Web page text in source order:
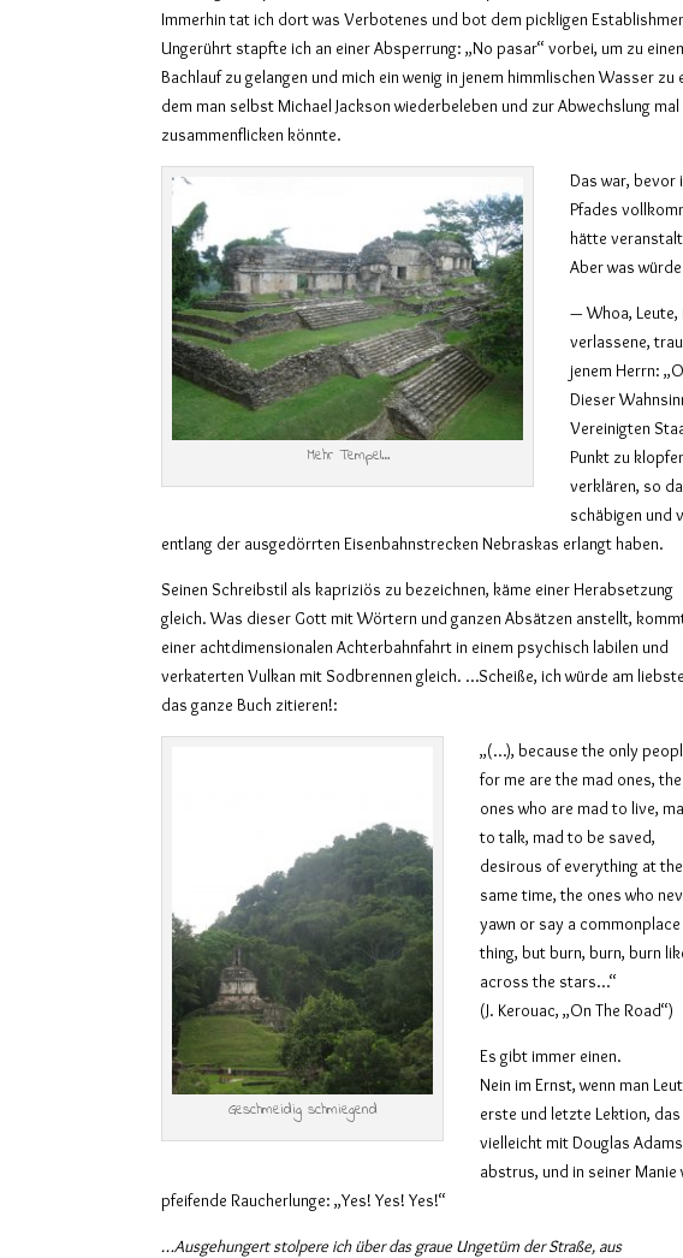
Immerhin tat ich dort was Verbotenes und bot dem pickligen
Ungerührt stapfte ich an einer Absperrung: „No pasar“ vorbei, um zu
Bachlauf zu gelangen und mich ein wenig in jenem himmlischen Wasser
dem man selbst Michael Jackson wiederbeleben und zur Abwechslung
zusammenflicken könnte.
Mehr Tempel…
Das war, bevor
Pfades
hätte
Aber was
— Whoa, Leute,
verlassene,
jenem Herrn:
Dieser
Vereinigten
Punkt zu
verklären, so
schäbigen und
entlang der ausgedörrten Eisenbahnstrecken Nebraskas erlangt haben.
Seinen Schreibstil als kapriziös zu bezeichnen, käme einer Herabsetzung
gleich. Was dieser Gott mit Wörtern und ganzen Absätzen anstellt,
einer achtdimensionalen Achterbahnfahrt in einem psychisch labilen und
verkaterten Vulkan mit Sodbrennen gleich. …Scheiße, ich würde am
das ganze Buch zitieren!:
Geschmeidig schmiegend
„(…), because the only
for me are the mad ones, the
ones who are mad to live,
to talk, mad to be saved,
desirous of everything at the
same time, the ones who
yawn or say a commonplace
thing, but burn, burn, burn
across the stars…“
(J. Kerouac, „On The Road“)
Es gibt immer einen.
Nein im Ernst, wenn man
erste und letzte Lektion,
vielleicht mit Douglas
abstrus, und in seiner
pfeifende Raucherlunge: „Yes! Yes! Yes!“
…Ausgehungert stolpere ich über das graue Ungetüm der Straße, aus